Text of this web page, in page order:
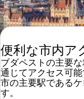
便利な市内ア
ブダペストの主要
通じてアクセス可
市の主要駅である
す。